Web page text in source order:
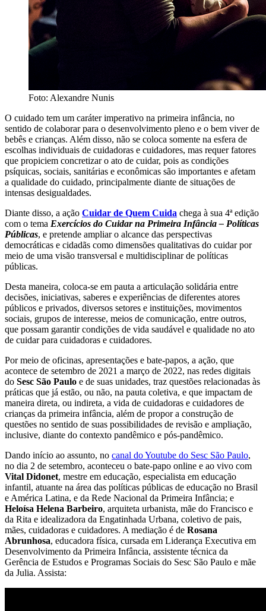
Foto: Alexandre Nunis
O cuidado tem um caráter imperativo na primeira infância, no
sentido de colaborar para o desenvolvimento pleno e o bem viver de
bebês e crianças. Além disso, não se coloca somente na esfera de
escolhas individuais de cuidadoras e cuidadores, mas requer fatores
que propiciem concretizar o ato de cuidar, pois as condições
psíquicas, sociais, sanitárias e econômicas são importantes e afetam
a qualidade do cuidado, principalmente diante de situações de
intensas desigualdades.
Diante disso, a ação Cuidar de Quem Cuida chega à sua 4ª edição
com o tema Exercícios do Cuidar na Primeira Infância – Políticas
Públicas, e pretende ampliar o alcance das perspectivas
democráticas e cidadãs como dimensões qualitativas do cuidar por
meio de uma visão transversal e multidisciplinar de políticas
públicas.
Desta maneira, coloca-se em pauta a articulação solidária entre
decisões, iniciativas, saberes e experiências de diferentes atores
públicos e privados, diversos setores e instituições, movimentos
sociais, grupos de interesse, meios de comunicação, entre outros,
que possam garantir condições de vida saudável e qualidade no ato
de cuidar para cuidadoras e cuidadores.
Por meio de oficinas, apresentações e bate-papos, a ação, que
acontece de setembro de 2021 a março de 2022, nas redes digitais
do Sesc São Paulo e de suas unidades, traz questões relacionadas às
práticas que já estão, ou não, na pauta coletiva, e que impactam de
maneira direta, ou indireta, a vida de cuidadoras e cuidadores de
crianças da primeira infância, além de propor a construção de
questões no sentido de suas possibilidades de revisão e ampliação,
inclusive, diante do contexto pandêmico e pós-pandêmico.
Dando início ao assunto, no canal do Youtube do Sesc São Paulo,
no dia 2 de setembro, aconteceu o bate-papo online e ao vivo com
Vital Didonet, mestre em educação, especialista em educação
infantil, atuante na área das políticas públicas de educação no Brasil
e América Latina, e da Rede Nacional da Primeira Infância; e
Heloísa Helena Barbeiro, arquiteta urbanista, mãe do Francisco e
da Rita e idealizadora da Engatinhada Urbana, coletivo de pais,
mães, cuidadoras e cuidadores. A mediação é de Rosana
Abrunhosa, educadora física, cursada em Liderança Executiva em
Desenvolvimento da Primeira Infância, assistente técnica da
Gerência de Estudos e Programas Sociais do Sesc São Paulo e mãe
da Julia. Assista: